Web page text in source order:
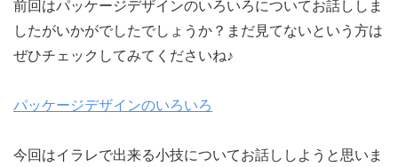
前回はパッケージデザインのいろいろについてお話ししま
したがいかがでしたでしょうか？まだ見てないという方は
ぜひチェックしてみてくださいね♪
パッケージデザインのいろいろ
今回はイラレで出来る小技についてお話ししようと思いま